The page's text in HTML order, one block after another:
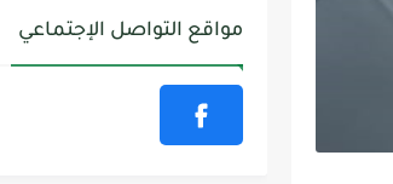
مواقع التواصل الإجتماعي